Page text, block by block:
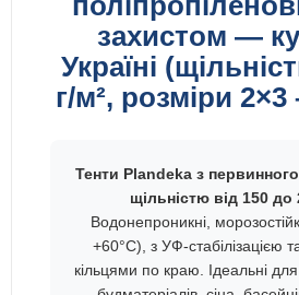
захистом —
Україні
г/м², розміри
Тенти Plandeka з
щільністю від 150 до
Водонепроникні,
+60°C), з УФ-стабілізацією
кільцями по краю. Ідеальні для